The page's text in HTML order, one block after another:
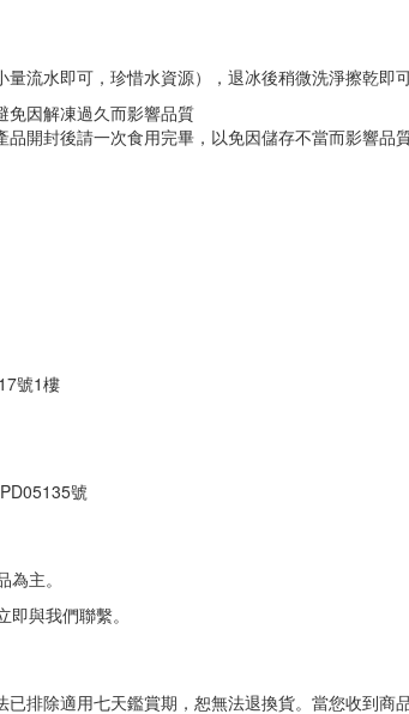
流水即可，珍惜水資源），退冰後稍微洗淨擦乾即
免因解凍過久而影響品質
品開封後請一次食用完畢，以免因儲存不當而影響品
號1樓
號
主。
與我們聯繫。
排除適用七天鑑賞期，恕無法退換貨。當您收到